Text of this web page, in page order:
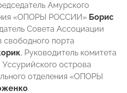
Амурского
«ОПОРЫ РОССИИ» Борис
Совета Ассоциации
свободного порта
, Руководитель комитета
острова
отделения «ОПОРЫ
.